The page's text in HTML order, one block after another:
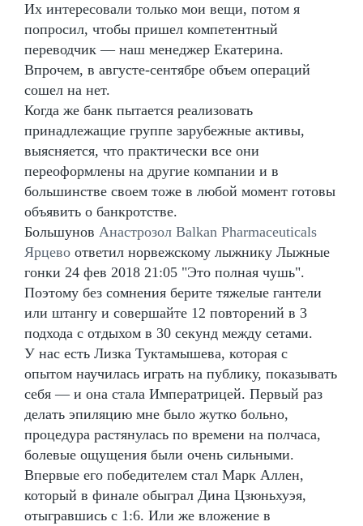
Их интересовали только мои вещи, потом я
попросил, чтобы пришел компетентный
переводчик — наш менеджер Екатерина.
Впрочем, в августе-сентябре объем операций
сошел на нет.
Когда же банк пытается реализовать
принадлежащие группе зарубежные активы,
выясняется, что практически все они
переоформлены на другие компании и в
большинстве своем тоже в любой момент готовы
объявить о банкротстве.
Большунов Анастрозол Balkan Pharmaceuticals
Ярцево ответил норвежскому лыжнику Лыжные
гонки 24 фев 2018 21:05 "Это полная чушь".
Поэтому без сомнения берите тяжелые гантели
или штангу и совершайте 12 повторений в 3
подхода с отдыхом в 30 секунд между сетами.
У нас есть Лизка Туктамышева, которая с
опытом научилась играть на публику, показывать
себя — и она стала Императрицей. Первый раз
делать эпиляцию мне было жутко больно,
процедура растянулась по времени на полчаса,
болевые ощущения были очень сильными.
Впервые его победителем стал Марк Аллен,
который в финале обыграл Дина Цзюньхуэя,
отыгравшись с 1:6. Или же вложение в